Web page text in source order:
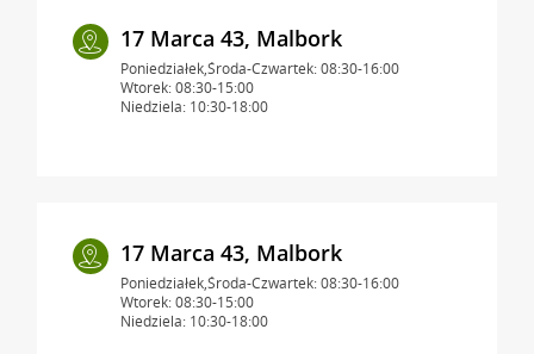
17 Marca 43, Malbork
Poniedziałek,Środa-Czwartek: 08:30-16:00
Wtorek: 08:30-15:00
Niedziela: 10:30-18:00
17 Marca 43, Malbork
Poniedziałek,Środa-Czwartek: 08:30-16:00
Wtorek: 08:30-15:00
Niedziela: 10:30-18:00